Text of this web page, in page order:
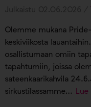
Olemme mukana
keskiviikosta
osallistumaan omiin
tapahtumiin, joissa
sateenkaarikahvila
sirkustilassamme…